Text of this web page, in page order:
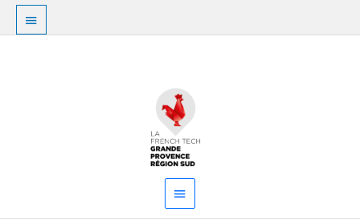
Aller
contenu
Au
dessus
principal